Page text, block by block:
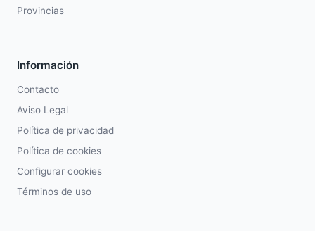
Provincias
Información
Contacto
Aviso Legal
Política de privacidad
Política de cookies
Configurar cookies
Términos de uso